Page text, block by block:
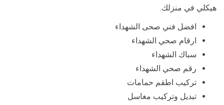
هيكلي في منزلك.
افضل فني صحى الشهداء
ارقام صحي الشهداء
سباك الشهداء
رقم صحي الشهداء
تركيب اطقم حمامات
تبديل وتركيب مغاسل